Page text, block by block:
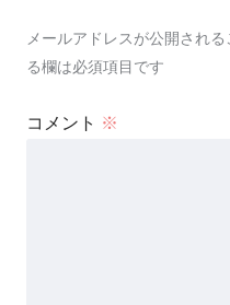
メールアドレスが公開される
る欄は必須項目です
コメント ※